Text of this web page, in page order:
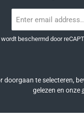
mailadres
beschermd door
doorgaan te selecteren,
gelezen en onze